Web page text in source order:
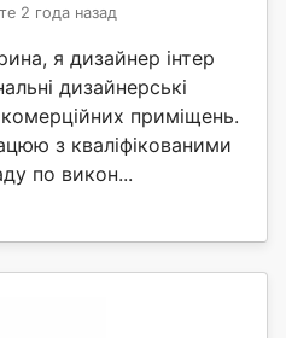
2 года назад
я дизайнер інтер
дизайнерські
приміщень.
з кваліфікованими
по викон...